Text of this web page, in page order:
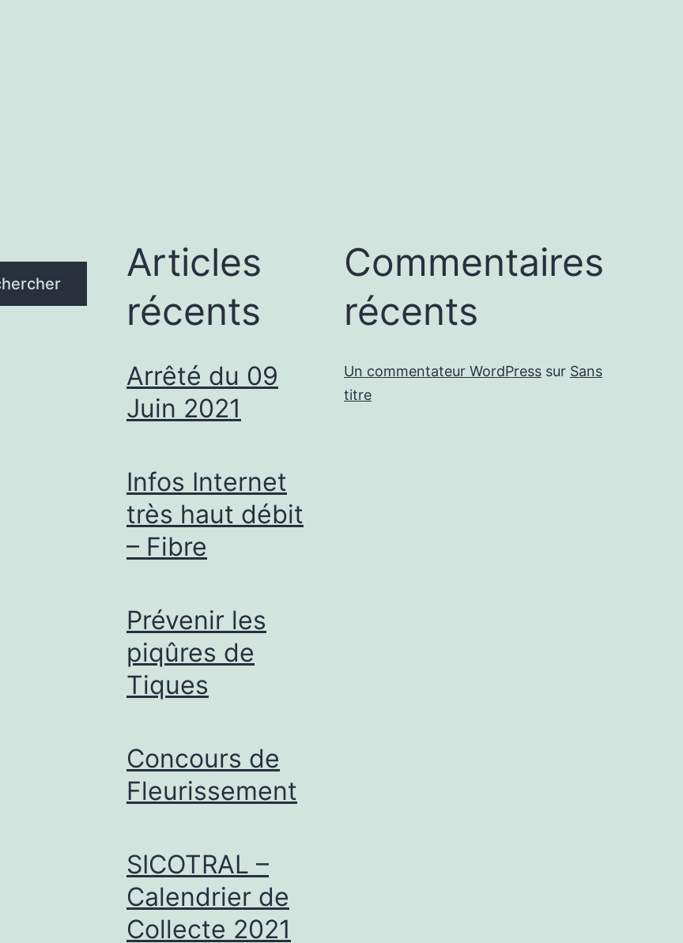
Articles
récents
Arrêté du 09
Juin 2021
Infos Internet
très haut débit
– Fibre
Prévenir les
piqûres de
Tiques
Concours de
Fleurissement
SICOTRAL –
Calendrier de
Collecte 2021
Commentaires
récents
Un commentateur WordPress sur Sans
titre